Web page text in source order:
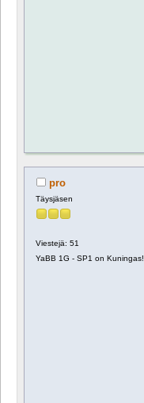
pro
Täysjäsen
Viestejä: 51
YaBB 1G - SP1 on Kuningas!